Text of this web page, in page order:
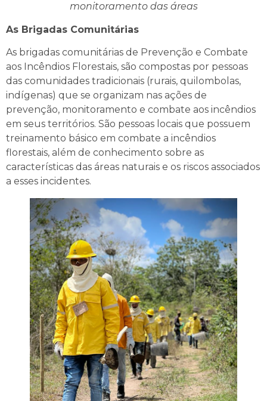
monitoramento das áreas
As Brigadas Comunitárias
As brigadas comunitárias de Prevenção e Combate
aos Incêndios Florestais, são compostas por pessoas
das comunidades tradicionais (rurais, quilombolas,
indígenas) que se organizam nas ações de
prevenção, monitoramento e combate aos incêndios
em seus territórios. São pessoas locais que possuem
treinamento básico em combate a incêndios
florestais, além de conhecimento sobre as
características das áreas naturais e os riscos associados
a esses incidentes.